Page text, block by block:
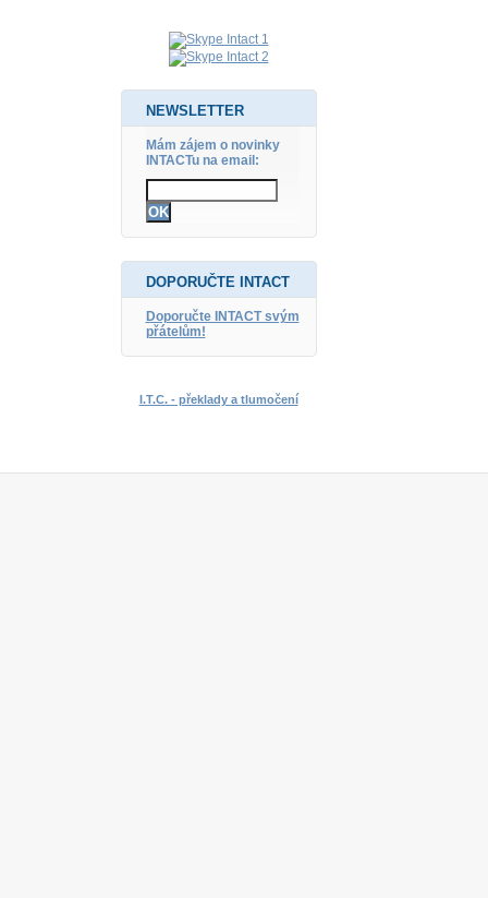
NEWSLETTER
Mám zájem o novinky
INTACTu na email:
DOPORUČTE INTACT
Doporučte INTACT svým
přátelům!
I.T.C. - překlady a tlumočení